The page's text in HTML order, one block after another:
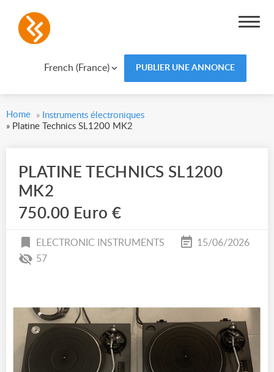
French (France) PUBLIER UNE ANNONCE
Home » Instruments électroniques
» Platine Technics SL1200 MK2
PLATINE TECHNICS SL1200
MK2
750.00 Euro €
ELECTRONIC INSTRUMENTS
15/06/2026
57